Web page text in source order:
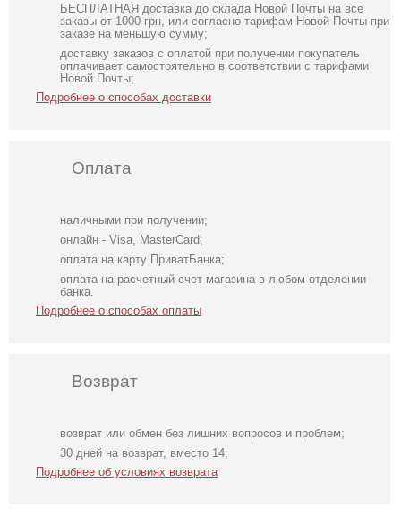
БЕСПЛАТНАЯ доставка до склада Новой Почты на все
заказы от 1000 грн, или согласно тарифам Новой Почты при
заказе на меньшую сумму;
доставку заказов с оплатой при получении покупатель
оплачивает самостоятельно в соответствии с тарифами
Новой Почты;
Подробнее о способах доставки
Оплата
наличными при получении;
онлайн - Visa, MasterCard;
оплата на карту ПриватБанка;
оплата на расчетный счет магазина в любом отделении
банка.
Подробнее о способах оплаты
Возврат
возврат или обмен без лишних вопросов и проблем;
30 дней на возврат, вместо 14;
Подробнее об условиях возврата
Коктейльное
классическое
белое платье
Свадебное белое
длинное
атласное платье